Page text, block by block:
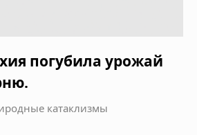
погубила урожай
катаклизмы